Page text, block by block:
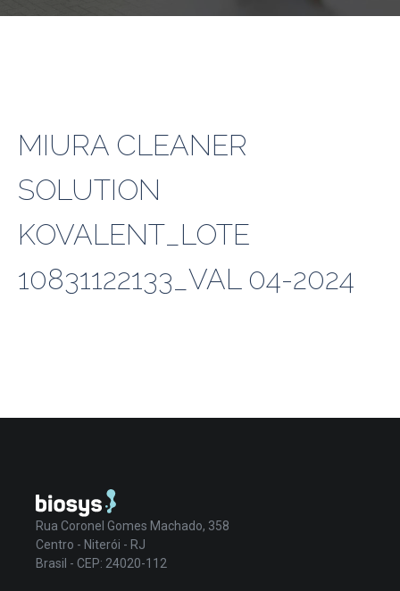
MIURA CLEANER
SOLUTION
KOVALENT_LOTE
10831122133_VAL 04-2024
Rua Coronel Gomes Machado, 358
Centro - Niterói - RJ
Brasil - CEP: 24020-112